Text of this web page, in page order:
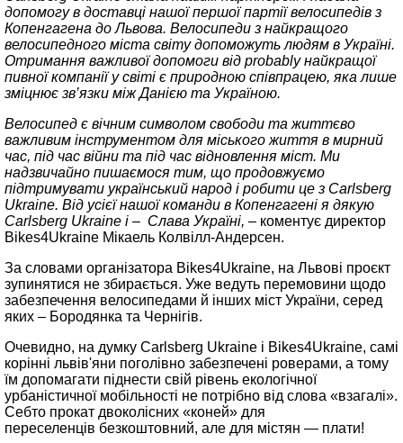
допомогу в доставці нашої першої партії велосипедів з
Копенгагена до Львова. Велосипеди з найкращого
велосипедного міста світу допоможуть людям в Україні.
Отримання важливої допомоги від probably найкращої
пивної компанії у світі є природною співпрацею, яка лише
зміцнює зв’язки між Данією та Україною.
Велосипед є вічним символом свободи та життєво
важливим інструментом для міського життя в мирний
час, під час війни та під час відновлення міст. Ми
надзвичайно пишаємося тим, що продовжуємо
підтримувати український народ і робити це з Carlsberg
Ukraine. Від усієї нашої команди в Копенгагені я дякую
Carlsberg Ukraine і – Слава Україні, – коментує директор
Bikes4Ukraine Мікаель Колвілл-Андерсен.
За словами організатора Bikes4Ukraine, на Львові проєкт
зупинятися не збирається. Уже ведуть перемовини щодо
забезпечення велосипедами й інших міст України, серед
яких – Бородянка та Чернігів.
Очевидно, на думку Carlsberg Ukraine і Bikes4Ukraine, самі
корінні львів'яни поголівно забезпечені роверами, а тому
їм допомагати піднести свій рівень екологічної
урбаністичної мобільності не потрібно від слова «взагалі».
Себто прокат двоколісних «коней» для
переселенців безкоштовний, але для містян — плати!